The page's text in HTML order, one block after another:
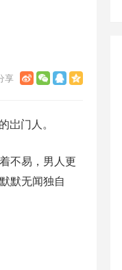
岀门人。
不易，男人更
默无闻独自